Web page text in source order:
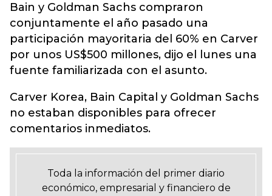
Bain y Goldman Sachs compraron
conjuntamente el año pasado una
participación mayoritaria del 60% en Carver
por unos US$500 millones, dijo el lunes una
fuente familiarizada con el asunto.
Carver Korea, Bain Capital y Goldman Sachs
no estaban disponibles para ofrecer
comentarios inmediatos.
Toda la información del primer diario
económico, empresarial y financiero de